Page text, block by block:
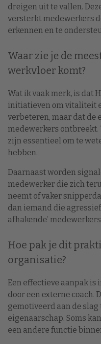
dreigen uit te vallen.
versterkt medewerkers
erkennen en te
Waar zie je de
werkvloer komt?
Wat ik vaak merk, is dat
initiatieven om vitaliteit
verbeteren, maar dat de
medewerkers ontbreekt.
zijn essentieel om te
hebben.
Daarnaast worden
medewerker die zich
neemt of vaker
dan iemand die
afhakende’
Hoe pak je dit
organisatie?
Een effectieve aanpak is
door een externe coach.
gemotiveerd aan de slag
eigenaarschap. Soms
een andere functie